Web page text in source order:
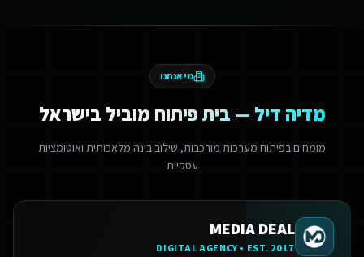
מי אנחנו
מדיה דיל — בית פיתוח מוביל בישראל
מומחים בפיתוח מערכות מורכבות, שילוב בינה מלאכותית ואוטומציות
עסקיות
MEDIA DEAL
DIGITAL AGENCY • EST. 2017